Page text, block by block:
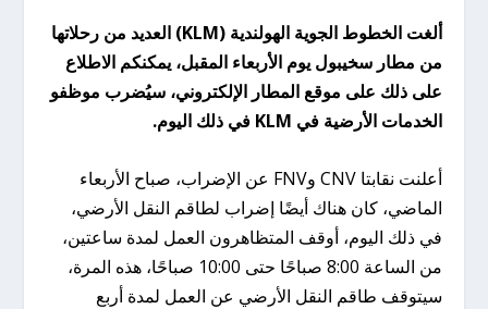
ألغت الخطوط الجوية الهولندية (KLM) العديد من رحلاتها
من مطار سخيبول يوم الأربعاء المقبل، يمكنكم الاطلاع
على ذلك على موقع المطار الإلكتروني، سيُضرب موظفو
الخدمات الأرضية في KLM في ذلك اليوم.
أعلنت نقابتا CNV وFNV عن الإضراب، صباح الأربعاء
الماضي، كان هناك أيضًا إضراب لطاقم النقل الأرضي،
في ذلك اليوم، أوقف المتظاهرون العمل لمدة ساعتين،
من الساعة 8:00 صباحًا حتى 10:00 صباحًا، هذه المرة،
سيتوقف طاقم النقل الأرضي عن العمل لمدة أربع